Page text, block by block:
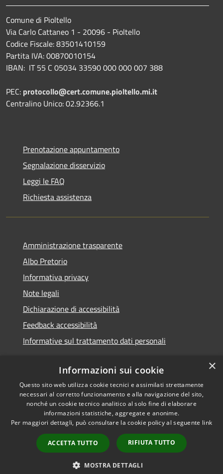
Comune di Pioltello
Via Carlo Cattaneo 1 - 20096 - Pioltello
Codice Fiscale: 83501410159
Partita IVA: 00870010154
IBAN: IT 55 C 05034 33590 000 000 007 388
PEC: protocollo@cert.comune.pioltello.mi.it
Centralino Unico: 02.92366.1
Prenotazione appuntamento
Segnalazione disservizio
Leggi le FAQ
Richiesta assistenza
Amministrazione trasparente
Albo Pretorio
Informativa privacy
Note legali
Dichiarazione di accessibilità
Feedback accessibilità
Informative sul trattamento dati personali
RSS
Accessibilità
Cookie
Mappa del sito
Informativa trattamento
Copyright © 2026 • Comune di
Pioltello • Powered by
Municipium•Accesso
redazione
×
Informazioni sui cookie
Questo sito web utilizza cookie tecnici e assimilati strettamente
necessari al corretto funzionamento e alla navigazione del sito,
nonché un cookie tecnico analitico al solo fine di elaborare
informazioni statistiche, aggregate e anonime.
Per maggiori dettagli, può consultare la cookie policy al seguente link
ACCETTA TUTTO RIFIUTA TUTTO
MOSTRA DETTAGLI